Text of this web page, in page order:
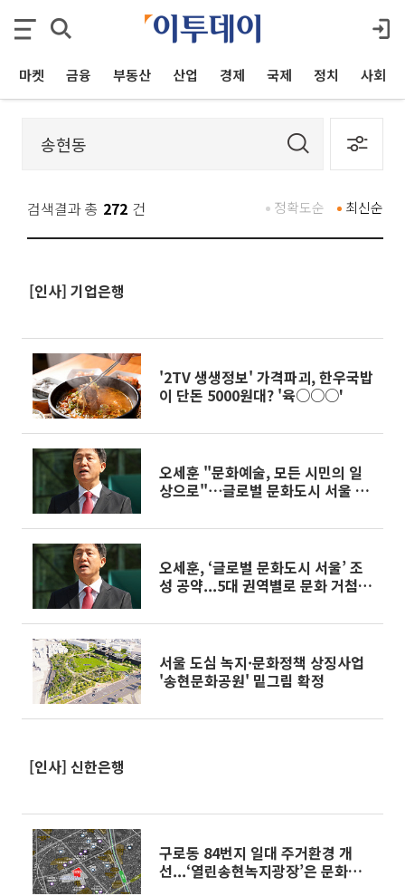
마켓 금융 부동산 산업 경제 국제 정치 사회
검색결과 총 272 건 최신순
정확도순
[인사] 기업은행
'2TV 생생정보' 가격파괴, 한우국밥
이 단돈 5000원대? '육○○○'
오세훈 "문화예술, 모든 시민의 일
상으로"⋯글로벌 문화도시 서울 공
오세훈, ‘글로벌 문화도시 서울’ 조
성 공약...5대 권역별로 문화 거첨
서울 도심 녹지·문화정책 상징사업
'송현문화공원' 밑그림 확정
[인사] 신한은행
구로동 84번지 일대 주거환경 개
선...‘열린송현녹지광장’은 문화공